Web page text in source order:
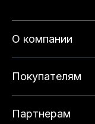
О компании
Покупателям
Партнерам